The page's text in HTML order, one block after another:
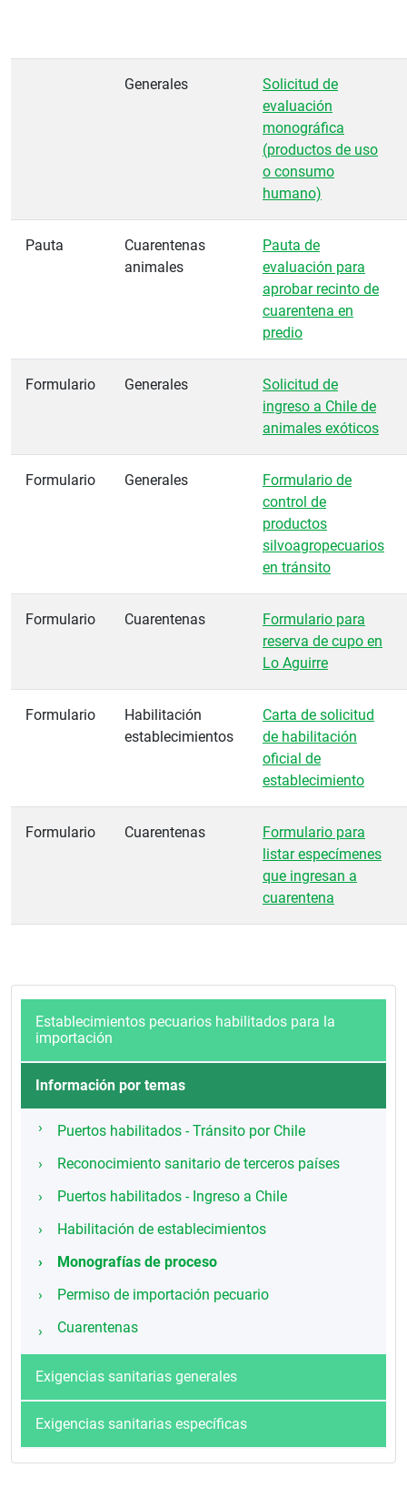
Generales
Solicitud de
evaluación
monográfica
(productos de uso
o consumo
humano)
Pauta
Cuarentenas
animales
Pauta de
evaluación para
aprobar recinto de
cuarentena en
predio
Formulario Generales
Solicitud de
ingreso a Chile de
animales exóticos
Formulario Generales
Formulario de
control de
productos
silvoagropecuarios
en tránsito
Formulario Cuarentenas
Formulario para
reserva de cupo en
Lo Aguirre
Formulario
Habilitación
establecimientos
Carta de solicitud
de habilitación
oficial de
establecimiento
Formulario Cuarentenas
Formulario para
listar especímenes
que ingresan a
cuarentena
Establecimientos pecuarios habilitados para la
importación
Información por temas
Puertos habilitados - Tránsito por Chile
Reconocimiento sanitario de terceros países
Puertos habilitados - Ingreso a Chile
Habilitación de establecimientos
Monografías de proceso
Permiso de importación pecuario
Cuarentenas
Exigencias sanitarias generales
Exigencias sanitarias específicas